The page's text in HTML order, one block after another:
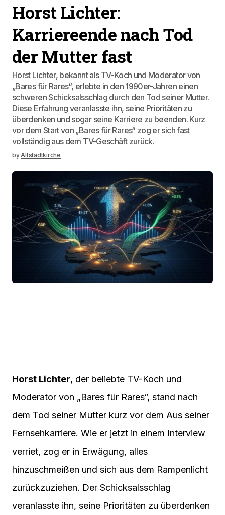
Horst Lichter:
Karriereende nach Tod
der Mutter fast
Horst Lichter, bekannt als TV-Koch und Moderator von
„Bares für Rares“, erlebte in den 1990er-Jahren einen
schweren Schicksalsschlag durch den Tod seiner Mutter.
Diese Erfahrung veranlasste ihn, seine Prioritäten zu
überdenken und sogar seine Karriere zu beenden. Kurz
vor dem Start von „Bares für Rares“ zog er sich fast
vollständig aus dem TV-Geschäft zurück.
byAltstadtkirche
Horst Lichter, der beliebte TV-Koch und
Moderator von „Bares für Rares“, stand nach
dem Tod seiner Mutter kurz vor dem Aus seiner
Fernsehkarriere. Wie er jetzt in einem Interview
verriet, zog er in Erwägung, alles
hinzuschmeißen und sich aus dem Rampenlicht
zurückzuziehen. Der Schicksalsschlag
veranlasste ihn, seine Prioritäten zu überdenken